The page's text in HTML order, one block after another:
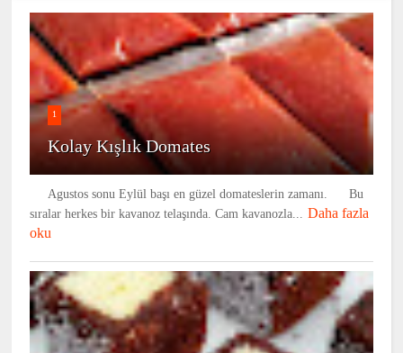
1
Kolay Kışlık Domates
Agustos sonu Eylül başı en güzel domateslerin zamanı. Bu
sıralar herkes bir kavanoz telaşında. Cam kavanozla... Daha fazla
oku